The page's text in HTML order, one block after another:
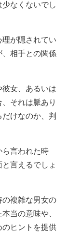
なくないでし
が隠されてい
、相手との関係
女、あるいは
それは脈あり
けなのか、判
ら言われた時
言えるでしょ
の複雑な男女の
当の意味や、
のヒントを提供